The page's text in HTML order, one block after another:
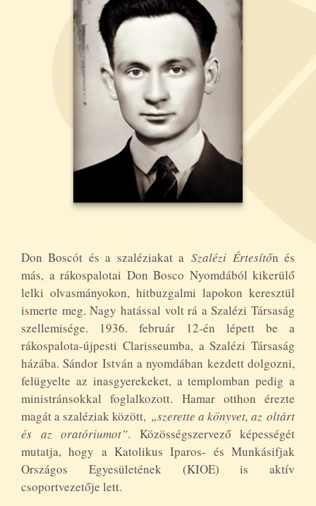
Don Boscót és a szaléziakat aSzalézi Értesítőn és
más, a rákospalotai Don Bosco Nyomdából kikerülő
lelki olvasmányokon, hitbuzgalmi lapokon keresztül
ismerte meg. Nagy hatással volt rá a Szalézi Társaság
szellemisége. 1936. február 12-én lépett be a
rákospalota-újpesti Clarisseumba, a Szalézi Társaság
házába. Sándor István a nyomdában kezdett dolgozni,
felügyelte az inasgyerekeket, a templomban pedig a
ministránsokkal foglalkozott. Hamar otthon érezte
magát a szaléziak között, „szerette a könyvet, az oltárt
és az oratóriumot”. Közösségszervező képességét
mutatja, hogy a Katolikus Iparos- és Munkásifjak
Országos Egyesületének (KIOE) is aktív
csoportvezetője lett.